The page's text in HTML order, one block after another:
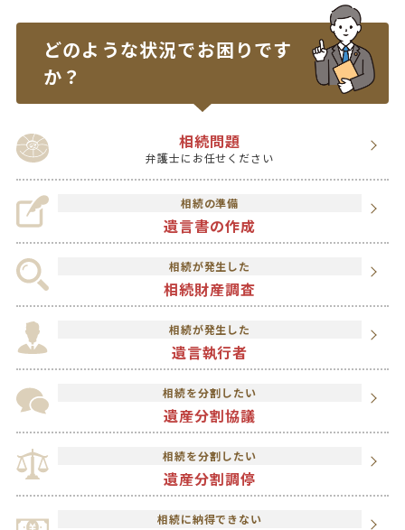
どのような状況でお困りです
か？
相続問題
弁護士にお任せください
相続の準備
遺言書の作成
相続が発生した
相続財産調査
相続が発生した
遺言執行者
相続を分割したい
遺産分割協議
相続を分割したい
遺産分割調停
相続に納得できない